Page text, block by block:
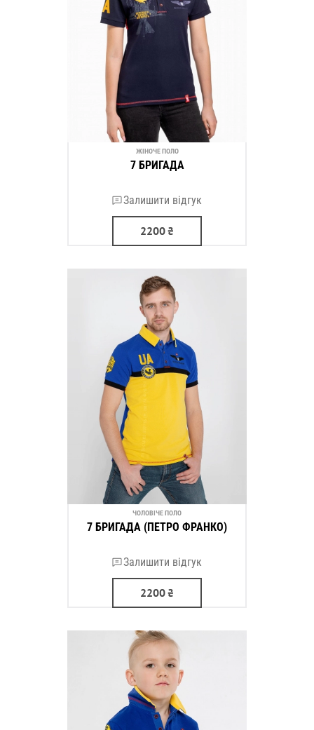
ЖІНОЧЕ ПОЛО
7 БРИГАДА
Залишити відгук
2200₴
ЧОЛОВІЧЕ ПОЛО
7 БРИГАДА (ПЕТРО ФРАНКО)
Залишити відгук
2200₴